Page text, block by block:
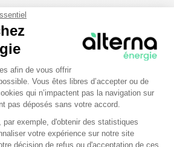
offshore en Normandie et
le parc de Fécamp est mis en
environ 55 % de son électricité de
: la plus
Gestion du
afin de vous offrir
Vous êtes libres d’accepter ou de
qui n’impactent pas la navigation sur
pas déposés sans votre accord.
exemple, d'obtenir des statistiques
votre expérience sur notre site
décision de refus ou d'acceptation de ces
Axeptio consent